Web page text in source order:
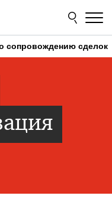
сопровождению сделок